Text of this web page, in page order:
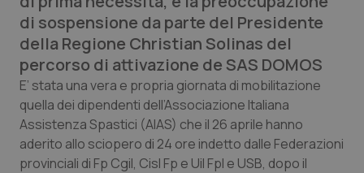
Professionisti Sanitari.AI
Abruzzo
Basilicata
Calabria
QS Pro Gold
Artrite & artrosi
Asma & BPCO
QS Club Newsletter
di sospensione da parte del Presidente
della Regione Christian Solinas del
percorso di attivazione de SAS DOMOS
E’ stata una vera e propria giornata di mobilitazione
quella dei dipendenti dell’Associazione Italiana
Assistenza Spastici (AIAS) che il 26 aprile hanno
aderito allo sciopero di 24 ore indetto dalle Federazioni
provinciali di Fp Cgil, Cisl Fp e Uil Fpl e USB, dopo il